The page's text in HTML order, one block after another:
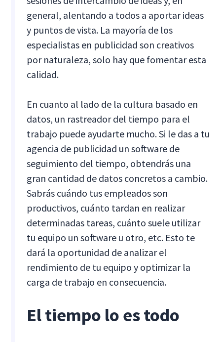
general, alentando a todos a aportar ideas
y puntos de vista. La mayoría de los
especialistas en publicidad son creativos
por naturaleza, solo hay que fomentar esta
calidad.
En cuanto al lado de la cultura basado en
datos, un rastreador del tiempo para el
trabajo puede ayudarte mucho. Si le das a tu
agencia de publicidad un software de
seguimiento del tiempo, obtendrás una
gran cantidad de datos concretos a cambio.
Sabrás cuándo tus empleados son
productivos, cuánto tardan en realizar
determinadas tareas, cuánto suele utilizar
tu equipo un software u otro, etc. Esto te
dará la oportunidad de analizar el
rendimiento de tu equipo y optimizar la
carga de trabajo en consecuencia.
El tiempo lo es todo